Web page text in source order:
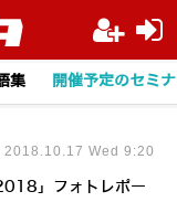
集 開催予定のセミ
」フォトレポー
2018.10.17 Wed 9:20